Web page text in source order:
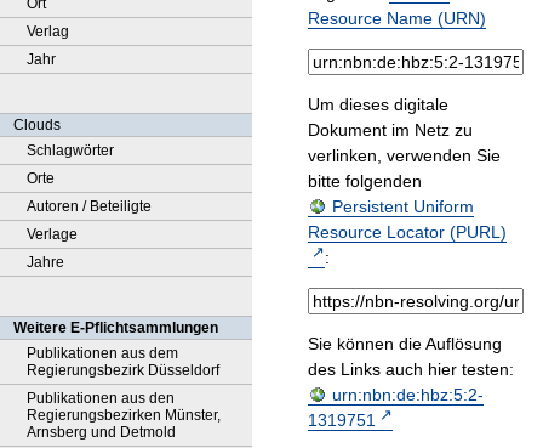
Ort
Verlag
Jahr
Clouds
Schlagwörter
Orte
Autoren / Beteiligte
Verlage
Jahre
Weitere E-Pflichtsammlungen
Publikationen aus dem
Regierungsbezirk Düsseldorf
Publikationen aus den
Regierungsbezirken Münster,
Arnsberg und Detmold
Resource Name (URN)
Um dieses digitale
Dokument im Netz zu
verlinken, verwenden Sie
bitte folgenden
Persistent Uniform
Resource Locator (PURL)
:
Sie können die Auflösung
des Links auch hier testen:
urn:nbn:de:hbz:5:2-
1319751